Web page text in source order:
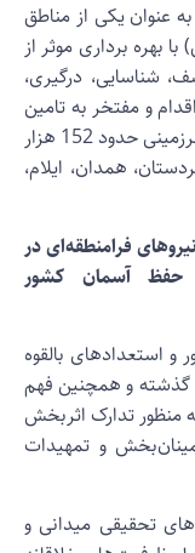
یکی از مناطق
برداری موثر از
درگیری،
و مفتخر به تامین
امنیت آسمان مناطق غربی کشور با گستره سرزمینی حدود 152 هزار
همدان، ایلام،
فرامنطقه‌ای در
آسمان کشور
بالقوه
و همچنین فهم
تدارک اثربخش
و تمهیدات
میدانی و